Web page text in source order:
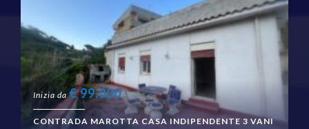
Inizia da€99.000
CONTRADA MAROTTA CASA INDIPENDENTE 3 VANI